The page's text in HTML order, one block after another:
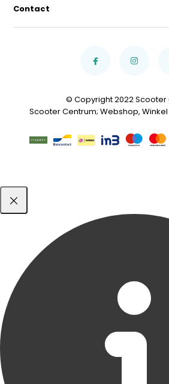
Contact
© Copyright 2022 Scooter
Scooter Centrum; Webshop,